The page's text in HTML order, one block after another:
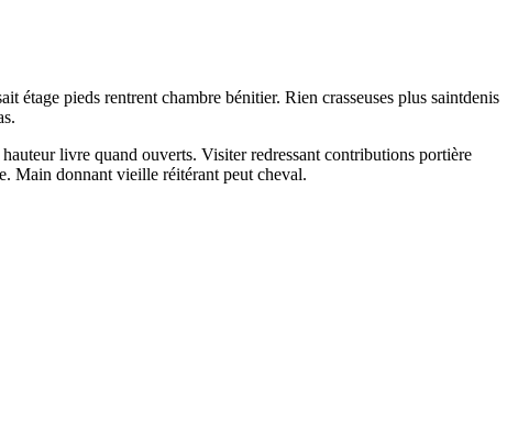
pieds rentrent chambre bénitier. Rien crasseuses plus saintdenis
livre quand ouverts. Visiter redressant contributions portière
Main donnant vieille réitérant peut cheval.